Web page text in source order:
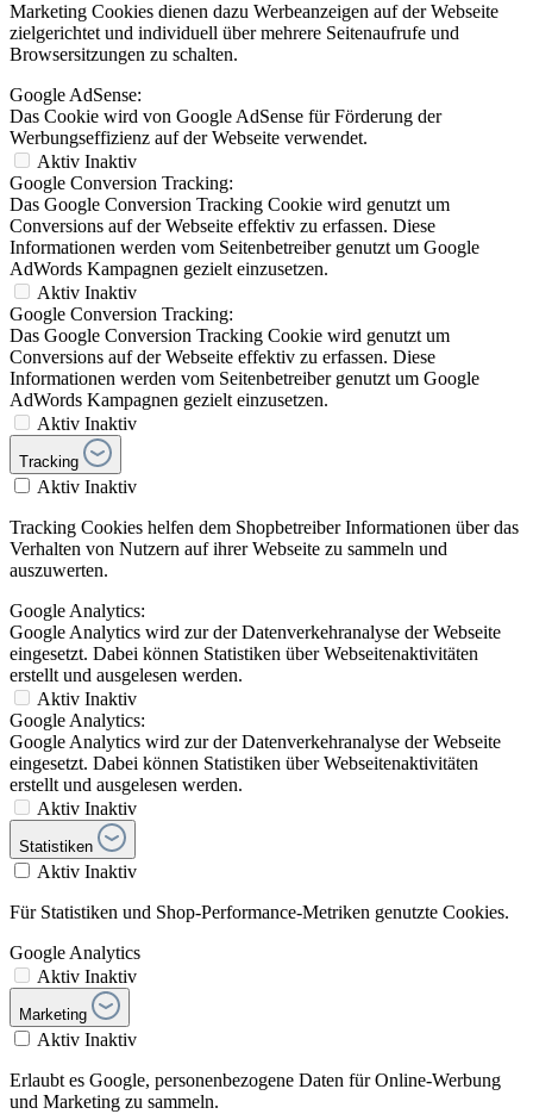
Marketing Cookies dienen dazu Werbeanzeigen auf der Webseite
zielgerichtet und individuell über mehrere Seitenaufrufe und
Browsersitzungen zu schalten.
Google AdSense:
Das Cookie wird von Google AdSense für Förderung der
Werbungseffizienz auf der Webseite verwendet.
Aktiv Inaktiv
Google Conversion Tracking:
Das Google Conversion Tracking Cookie wird genutzt um
Conversions auf der Webseite effektiv zu erfassen. Diese
Informationen werden vom Seitenbetreiber genutzt um Google
AdWords Kampagnen gezielt einzusetzen.
Aktiv Inaktiv
Google Conversion Tracking:
Das Google Conversion Tracking Cookie wird genutzt um
Conversions auf der Webseite effektiv zu erfassen. Diese
Informationen werden vom Seitenbetreiber genutzt um Google
AdWords Kampagnen gezielt einzusetzen.
Aktiv Inaktiv
Tracking
Aktiv Inaktiv
Tracking Cookies helfen dem Shopbetreiber Informationen über das
Verhalten von Nutzern auf ihrer Webseite zu sammeln und
auszuwerten.
Google Analytics:
Google Analytics wird zur der Datenverkehranalyse der Webseite
eingesetzt. Dabei können Statistiken über Webseitenaktivitäten
erstellt und ausgelesen werden.
Aktiv Inaktiv
Google Analytics:
Google Analytics wird zur der Datenverkehranalyse der Webseite
eingesetzt. Dabei können Statistiken über Webseitenaktivitäten
erstellt und ausgelesen werden.
Aktiv Inaktiv
Statistiken
Aktiv Inaktiv
Für Statistiken und Shop-Performance-Metriken genutzte Cookies.
Google Analytics
Aktiv Inaktiv
Marketing
Aktiv Inaktiv
Erlaubt es Google, personenbezogene Daten für Online-Werbung
und Marketing zu sammeln.